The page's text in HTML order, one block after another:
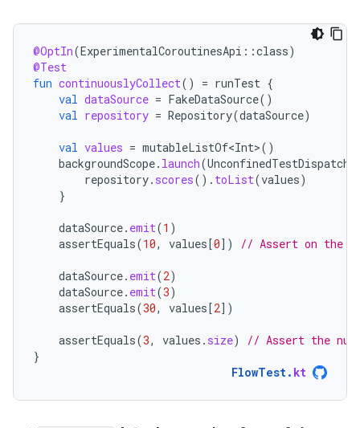
@OptIn(ExperimentalCoroutinesApi ::class)
@Test
fun continuouslyCollect() = runTest {
val dataSource = FakeDataSource()
val repository = Repository(dataSource)
val values = mutableListOf<Int>()
backgroundScope. launch(
repository. scores(). toList(values)
}
dataSource. emit(1 )
assertEquals(10, values[0] ) // Assert on the
dataSource. emit(2)
dataSource. emit(3)
assertEquals(30, values[2] )
assertEquals(3, values . size)
// Assert the
}
FlowTest. kt